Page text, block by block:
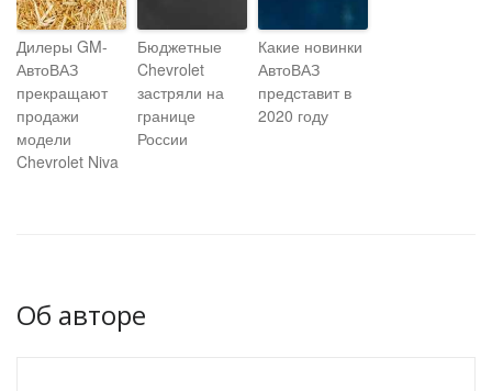
Дилеры GM-
АвтоВАЗ
прекращают
продажи
модели
Chevrolet Niva
Бюджетные
Chevrolet
застряли на
границе
России
Какие новинки
АвтоВАЗ
представит в
2020 году
Об авторе